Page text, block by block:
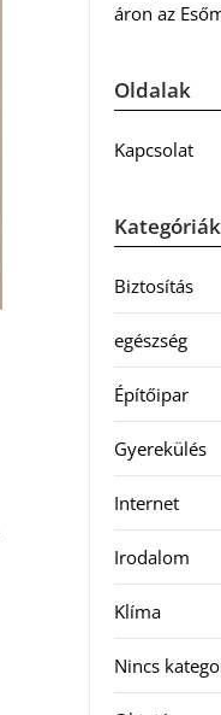
áron az
Oldalak
Kapcsolat
Kategóriák
Biztosítás
egészség
Építőipar
Gyerekülés
Internet
Irodalom
Klíma
Nincs